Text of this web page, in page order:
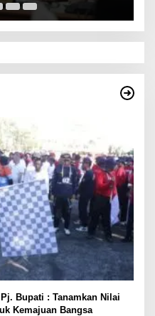
Bupati : Tanamkan Nilai
Kemajuan Bangsa